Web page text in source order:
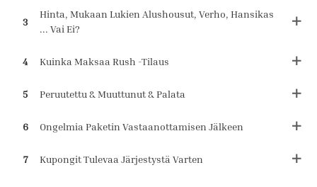
3
Hinta, Mukaan Lukien Alushousut, Verho, Hansikas
... Vai Ei?
4 Kuinka Maksaa Rush -tilaus
5 Peruutettu & Muuttunut & Palata
6 Ongelmia Paketin Vastaanottamisen Jälkeen
7 Kupongit Tulevaa Järjestystä Varten